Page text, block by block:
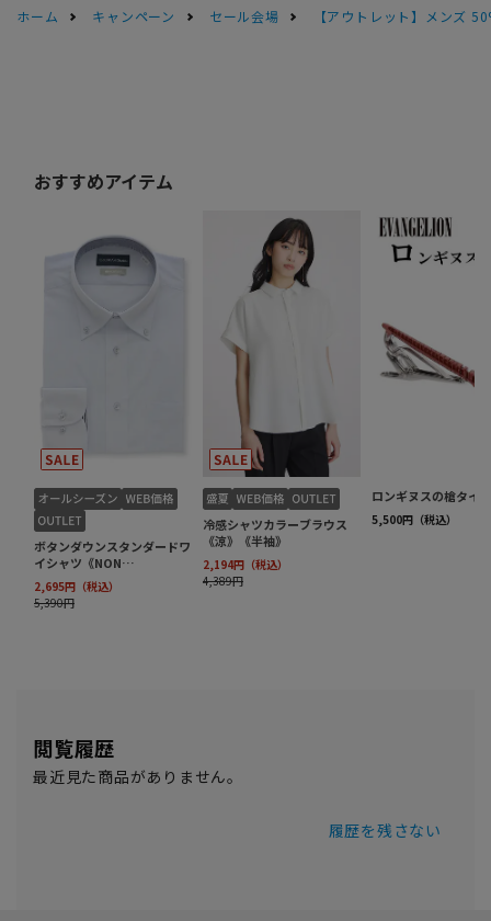
ホーム
キャンペーン セール会場 【アウトレット】メンズ
閲覧履歴
最近見た商品がありません。
履歴を残さない